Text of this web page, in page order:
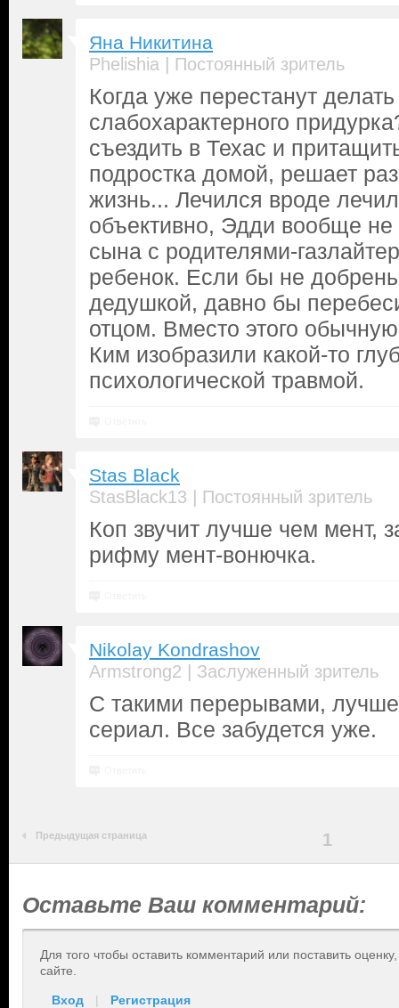
Яна Никитина
Phelishia | Постоянный зритель
Когда уже перестанут
слабохарактерного
съездить в Техас и
подростка домой, решает
жизнь... Лечился вроде
объективно, Эдди вообще не
сына с родителями-
ребенок. Если бы не
дедушкой, давно бы
отцом. Вместо этого
Ким изобразили какой-то
психологической травмой.
Stas Black
StasBlack13 | Постоянный зритель
Коп звучит лучше чем мент,
рифму мент-вонючка.
Nikolay Kondrashov
Armstrong2 | Заслуженный зритель
С такими перерывами,
сериал. Все забудется уже.
Предыдущая страница 1
Оставьте Ваш комментарий:
Для того чтобы оставить комментарий или поставить
сайте.
Вход | Регистрация